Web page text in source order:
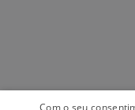
Com o seu